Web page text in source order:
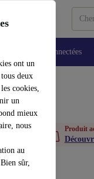
ont un
deux
cookies,
un
mieux
nous
au
sûr,
Montres connectées
Produit